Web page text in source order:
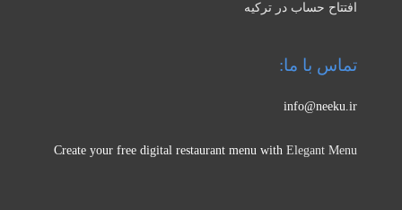
افتتاح حساب در ترکیه
تماس با ما:
info@neeku.ir
Create your free digital restaurant menu with Elegant Menu